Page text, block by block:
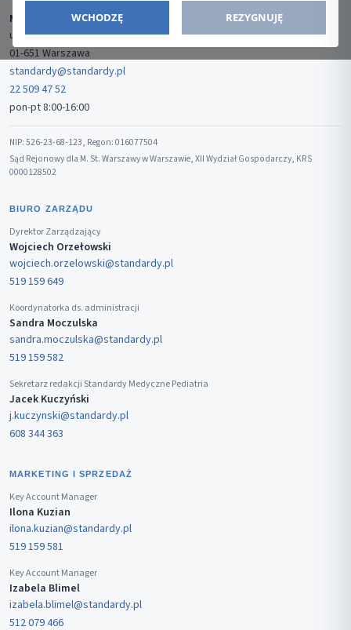
WCHODZĘ REZYGNUJĘ
Media-Press Sp. z o.o.
ul. Gwiaździsta 7B/8
01-651 Warszawa
standardy@standardy.pl
22 509 47 52
pon-pt 8:00-16:00
NIP: 526-23-68-123, Regon: 016077504
Sąd Rejonowy dla M. St. Warszawy w Warszawie, XII Wydział Gospodarczy, KRS
0000128502
BIURO ZARZĄDU
Dyrektor Zarządzający
Wojciech Orzełowski
wojciech.orzelowski@standardy.pl
519 159 649
Koordynatorka ds. administracji
Sandra Moczulska
sandra.moczulska@standardy.pl
519 159 582
Sekretarz redakcji Standardy Medyczne Pediatria
Jacek Kuczyński
j.kuczynski@standardy.pl
608 344 363
MARKETING I SPRZEDAŻ
Key Account Manager
Ilona Kuzian
ilona.kuzian@standardy.pl
519 159 581
Key Account Manager
Izabela Blimel
izabela.blimel@standardy.pl
512 079 466